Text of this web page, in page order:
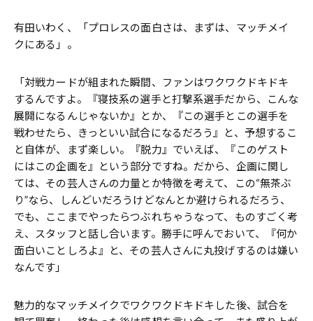
有田いわく、「プロレスの面白さは、まずは、マッチメイ
クにある」。
「対戦カードが組まれた瞬間、ファンはワクワクドキドキ
するんですよ。『寝技系の選手と打撃系選手だから、こんな
展開になるんじゃないか』とか、『この選手とこの選手を
戦わせたら、きっといい試合になるだろう』と、予想するこ
と自体が、まず楽しい。『脱力』でいえば、『このゲスト
にはこの企画を』という部分ですね。だから、企画に関し
ては、その芸人さんの力量とか特徴を考えて、この“無茶ぶ
り”なら、しんどいだろうけどなんとか避けられるだろう、
でも、ここまでやったらつぶれちゃうなって、ものすごく考
え、スタッフと話し合います。勝手に呼んでおいて、『何か
面白いことしろよ』と、その芸人さんに丸投げするのは嫌い
なんです」
魅力的なマッチメイクでワクワクドキドキした後、試合を